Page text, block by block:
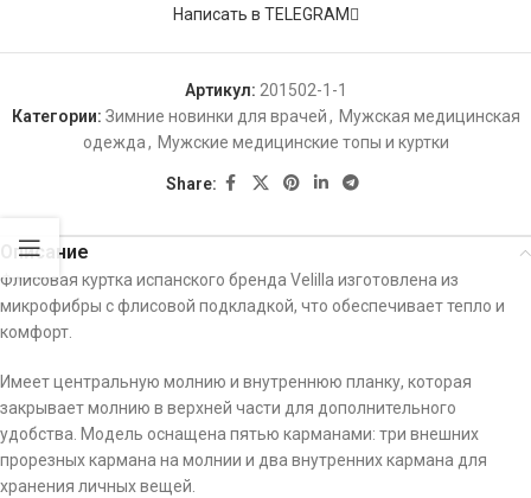
Написать в TELEGRAM
Артикул: 201502-1-1
Категории: Зимние новинки для врачей, Мужская медицинская
одежда, Мужские медицинские топы и куртки
Share:
Описание
Флисовая куртка испанского бренда Velilla изготовлена ​​из
микрофибры с флисовой подкладкой, что обеспечивает тепло и
комфорт.
Имеет центральную молнию и внутреннюю планку, которая
закрывает молнию в верхней части для дополнительного
удобства. Модель оснащена пятью карманами: три внешних
прорезных кармана на молнии и два внутренних кармана для
хранения личных вещей.